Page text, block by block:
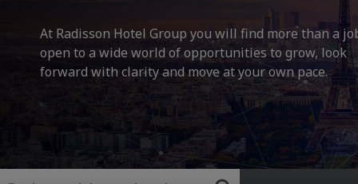
At Radisson Hotel Group you will find more than a
open to a wide world of opportunities to grow, look
forward with clarity and move at your own pace.
Keyword